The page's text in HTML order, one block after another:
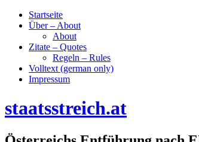
Startseite
Über – About
About
Zitate – Quotes
Regeln – Rules
Volltext (german only)
Impressum
staatsstreich.at